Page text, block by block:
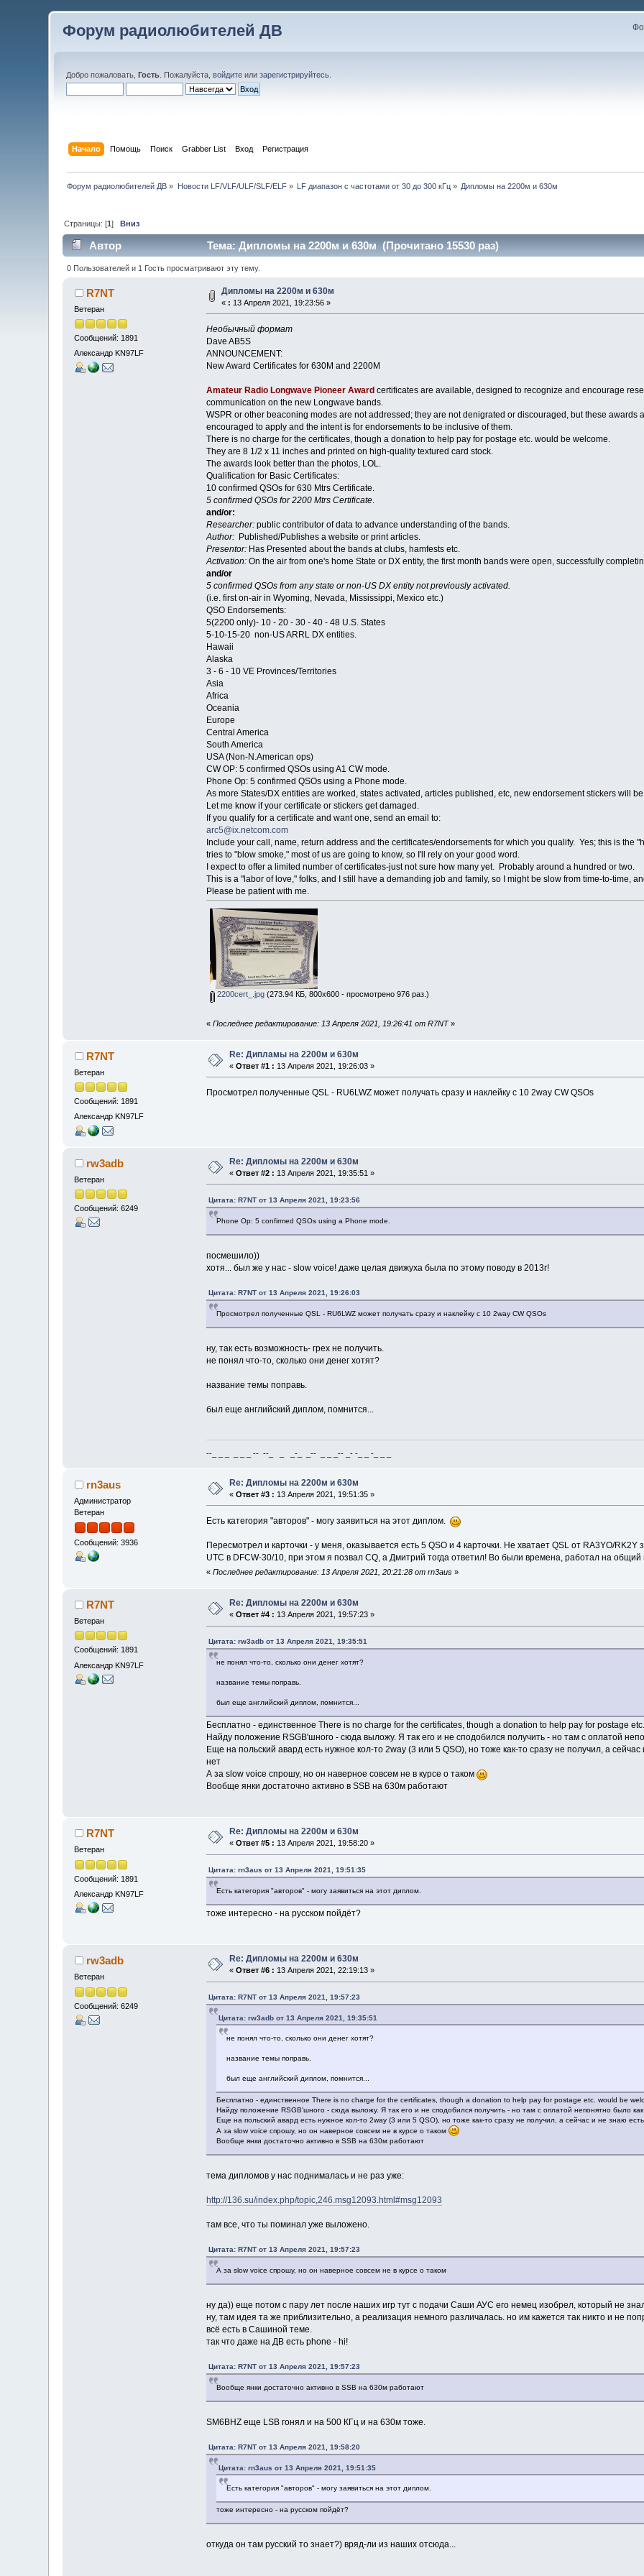
Форум радиолюбителей ДВ
Добро пожаловать,Гость . Пожалуйста,войдите илизарегистрируйтесь
Начало Помощь Поиск Grabber List Вход Регистрация
Форум радиолюбителей ДВ » Новости LF/VLF/ULF/SLF/ELF» LF диапазон с частотами от 30 до 300 кГц » Дипломы на 2200м и 630м
Страницы: [1]Вниз
Автор Тема: Дипломы на 2200м и 630м (Прочитано 15530 раз)
0 Пользователей и 1 Гость просматривают эту тему.
R7NT
Ветеран
Сообщений: 1891
Александр KN97LF
Дипломы на 2200м и 630м
« : 13 Апреля 2021, 19:23:56 »
Необычный формат
Dave AB5S
ANNOUNCEMENT:
New Award Certificates for 630M and 2200M
Amateur Radio Longwave Pioneer Awardcertificates are available, designed to recognize and encourage
communication on the new Longwave bands.
WSPR or other beaconing modes are not addressed; they are not denigrated or discouraged, but these
encouraged to apply and the intent is for endorsements to be inclusive of them.
There is no charge for the certificates, though a donation to help pay for postage etc. would be welcome.
They are 8 1/2 x 11 inches and printed on high-quality textured card stock.
The awards look better than the photos, LOL.
Qualification for Basic Certificates:
10 confirmed QSOs for 630 Mtrs Certificate.
5 confirmed QSOs for 2200 Mtrs Certificate.
and/or:
Researcher:public contributor of data to advance understanding of the bands.
Author:Published/Publishes a website or print articles.
Presentor:Has Presented about the bands at clubs, hamfests etc.
Activation:On the air from one's home State or DX entity, the first month bands were open, successfully
and/or
5 confirmed QSOs from any state or non-US DX entity not previously activated.
(i.e. first on-air in Wyoming, Nevada, Mississippi, Mexico etc.)
QSO Endorsements:
5(2200 only)- 10 - 20 - 30 - 40 - 48 U.S. States
5-10-15-20 non-US ARRL DX entities.
Hawaii
Alaska
3 - 6 - 10 VE Provinces/Territories
Asia
Africa
Oceania
Europe
Central America
South America
USA (Non-N.American ops)
CW OP: 5 confirmed QSOs using A1 CW mode.
Phone Op: 5 confirmed QSOs using a Phone mode.
As more States/DX entities are worked, states activated, articles published, etc, new endorsement stickers will
Let me know if your certificate or stickers get damaged.
If you qualify for a certificate and want one, send an email to:
arc5@ix.netcom.com
Include your call, name, return address and the сertificates/endorsements for which you qualify. Yes; this is the
tries to "blow smoke," most of us are going to know, so I'll rely on your good word.
I expect to offer a limited number of certificates-just not sure how many yet. Probably around a hundred or two.
This is a "labor of love," folks, and I still have a demanding job and family, so I might be slow from time-to-time,
Please be patient with me.
2200cert_.jpg (273.94 КБ, 800x600 - просмотрено 976 раз.)
« Последнее редактирование: 13 Апреля 2021, 19:26:41 от R7NT»
R7NT
Ветеран
Сообщений: 1891
Александр KN97LF
Re: Дипламы на 2200м и 630м
«Ответ #1 : 13 Апреля 2021, 19:26:03 »
Просмотрел полученные QSL - RU6LWZ может получать сразу и наклейку с 10 2way CW QSOs
rw3adb
Ветеран
Сообщений: 6249
Re: Дипломы на 2200м и 630м
«Ответ #2 : 13 Апреля 2021, 19:35:51 »
Цитата: R7NT от 13 Апреля 2021, 19:23:56
Phone Op: 5 confirmed QSOs using a Phone mode.
посмешило))
хотя... был же у нас - slow voice! даже целая движуха была по этому поводу в 2013г!
Цитата: R7NT от 13 Апреля 2021, 19:26:03
Просмотрел полученные QSL - RU6LWZ может получать сразу и наклейку с 10 2way CW QSOs
ну, так есть возможность- грех не получить.
не понял что-то, сколько они денег хотят?
название темы поправь.
был еще английский диплом, помнится...
--_ _ _ _ _ _ -- --_ _ _-_ _-- _ _ _-- _- -_ _ -_ _ _
rn3aus
Администратор
Ветеран
Сообщений: 3936
Re: Дипломы на 2200м и 630м
«Ответ #3 : 13 Апреля 2021, 19:51:35 »
Есть категория "авторов" - могу заявиться на этот диплом.
Пересмотрел и карточки - у меня, оказывается есть 5 QSO и 4 карточки. Не хватает QSL от RA3YO/
UTC в DFCW-30/10, при этом я позвал CQ, а Дмитрий тогда ответил! Во были времена, работал на общий
« Последнее редактирование: 13 Апреля 2021, 20:21:28 от rn3aus»
R7NT
Ветеран
Сообщений: 1891
Александр KN97LF
Re: Дипломы на 2200м и 630м
«Ответ #4 : 13 Апреля 2021, 19:57:23 »
Цитата: rw3adb от 13 Апреля 2021, 19:35:51
не понял что-то, сколько они денег хотят?
название темы поправь.
был еще английский диплом, помнится...
Бесплатно - единственное There is no charge for the certificates, though a donation to help pay for postage
Найду положение RSGB'шного - сюда выложу. Я так его и не сподобился получить - но там с оплатой
Еще на польский авард есть нужное кол-то 2way (3 или 5 QSO), но тоже как-то сразу не получил, а
нет
А за slow voice спрошу, но он наверное совсем не в курсе о таком
Вообще янки достаточно активно в SSB на 630м работают
R7NT
Ветеран
Сообщений: 1891
Александр KN97LF
Re: Дипломы на 2200м и 630м
«Ответ #5 : 13 Апреля 2021, 19:58:20 »
Цитата: rn3aus от 13 Апреля 2021, 19:51:35
Есть категория "авторов" - могу заявиться на этот диплом.
тоже интересно - на русском пойдёт?
rw3adb
Ветеран
Сообщений: 6249
Re: Дипломы на 2200м и 630м
«Ответ #6 : 13 Апреля 2021, 22:19:13 »
Цитата: R7NT от 13 Апреля 2021, 19:57:23
Цитата: rw3adb от 13 Апреля 2021, 19:35:51
не понял что-то, сколько они денег хотят?
название темы поправь.
был еще английский диплом, помнится...
Бесплатно - единственное There is no charge for the certificates, though a donation to help pay for postage etc. would be
Найду положение RSGB'шного - сюда выложу. Я так его и не сподобился получить - но там с оплатой непонятно было
Еще на польский авард есть нужное кол-то 2way (3 или 5 QSO), но тоже как-то сразу не получил, а сейчас и не знаю
А за slow voice спрошу, но он наверное совсем не в курсе о таком
Вообще янки достаточно активно в SSB на 630м работают
тема дипломов у нас поднималась и не раз уже:
http://136.su/index.php/topic,246.msg12093.html#msg12093
там все, что ты поминал уже выложено.
Цитата: R7NT от 13 Апреля 2021, 19:57:23
А за slow voice спрошу, но он наверное совсем не в курсе о таком
ну да)) еще потом с пару лет после наших игр тут с подачи Саши АУС его немец изобрел, который не
ну, там идея та же приблизительно, а реализация немного различалась. но им кажется так никто и не
всё есть в Сашиной теме.
так что даже на ДВ есть phone - hi!
Цитата: R7NT от 13 Апреля 2021, 19:57:23
Вообще янки достаточно активно в SSB на 630м работают
SM6BHZ еще LSB гонял и на 500 КГц и на 630м тоже.
Цитата: R7NT от 13 Апреля 2021, 19:58:20
Цитата: rn3aus от 13 Апреля 2021, 19:51:35
Есть категория "авторов" - могу заявиться на этот диплом.
тоже интересно - на русском пойдёт?
откуда он там русский то знает?) вряд-ли из нашиx отсюда...